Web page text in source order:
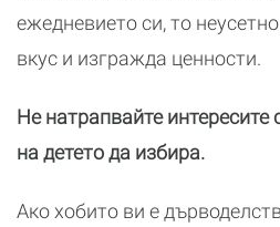
ежедневието си, то
вкус и изгражда ценности.
Не натрапвайте
на детето да избира.
Ако хобито ви е